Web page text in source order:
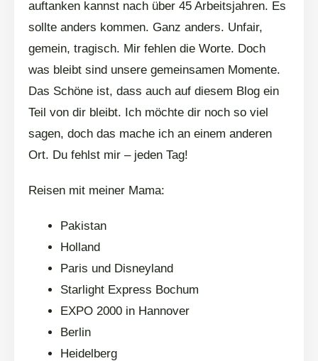
auftanken kannst nach über 45 Arbeitsjahren. Es
sollte anders kommen. Ganz anders. Unfair,
gemein, tragisch. Mir fehlen die Worte. Doch
was bleibt sind unsere gemeinsamen Momente.
Das Schöne ist, dass auch auf diesem Blog ein
Teil von dir bleibt. Ich möchte dir noch so viel
sagen, doch das mache ich an einem anderen
Ort. Du fehlst mir – jeden Tag!
Reisen mit meiner Mama:
Pakistan
Holland
Paris und Disneyland
Starlight Express Bochum
EXPO 2000 in Hannover
Berlin
Heidelberg